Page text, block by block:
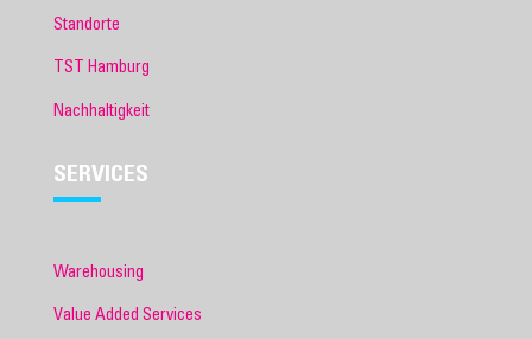
Standorte
TST Hamburg
Nachhaltigkeit
SERVICES
Warehousing
Value Added Services